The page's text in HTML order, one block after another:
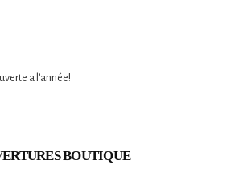
a l'année!
BOUTIQUE